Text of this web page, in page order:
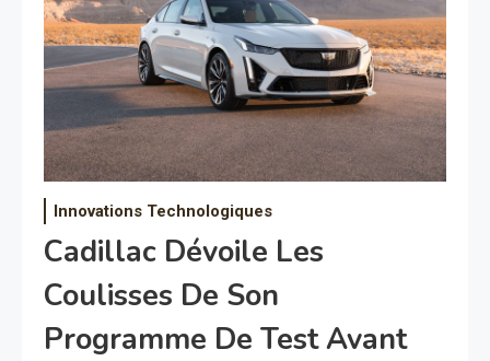
Innovations Technologiques
Cadillac Dévoile Les
Coulisses De Son
Programme De Test Avant